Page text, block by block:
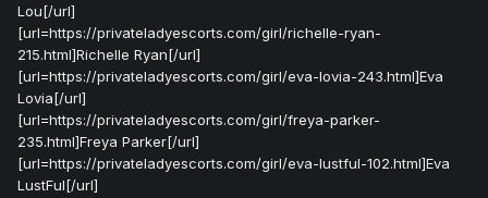
Lou[/url]
[url=https://privateladyescorts.com/girl/richelle-ryan-
215.html]Richelle Ryan[/url]
[url=https://privateladyescorts.com/girl/eva-lovia-243.html]Eva
Lovia[/url]
[url=https://privateladyescorts.com/girl/freya-parker-
235.html]Freya Parker[/url]
[url=https://privateladyescorts.com/girl/eva-lustful-102.html]Eva
LustFul[/url]